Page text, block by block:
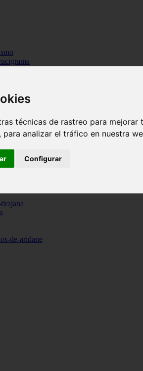
técnicas de rastreo para
para analizar el tráfico en nuestra
Configurar
de-aridane